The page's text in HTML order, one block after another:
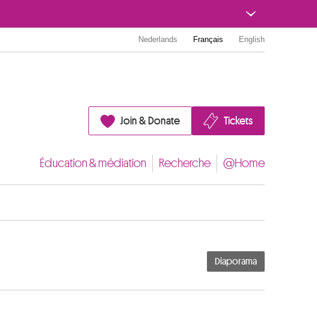
Nederlands Français English
Join & Donate Tickets
Éducation & médiation Recherche @Home
Diaporama